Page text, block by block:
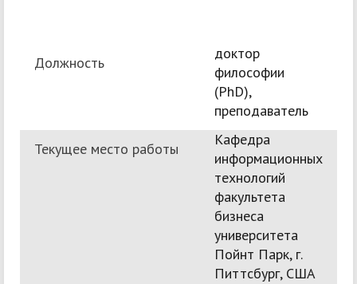
Должность
доктор
философии
(PhD),
преподаватель
Текущее место работы
Кафедра
информационных
технологий
факультета
бизнеса
университета
Пойнт Парк, г.
Питтсбург, США